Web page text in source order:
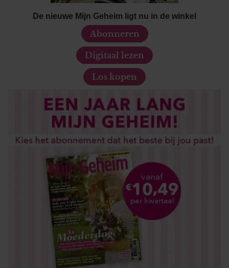
De nieuwe Mijn Geheim ligt nu in de winkel
Abonneren
Digitaal lezen
Los kopen